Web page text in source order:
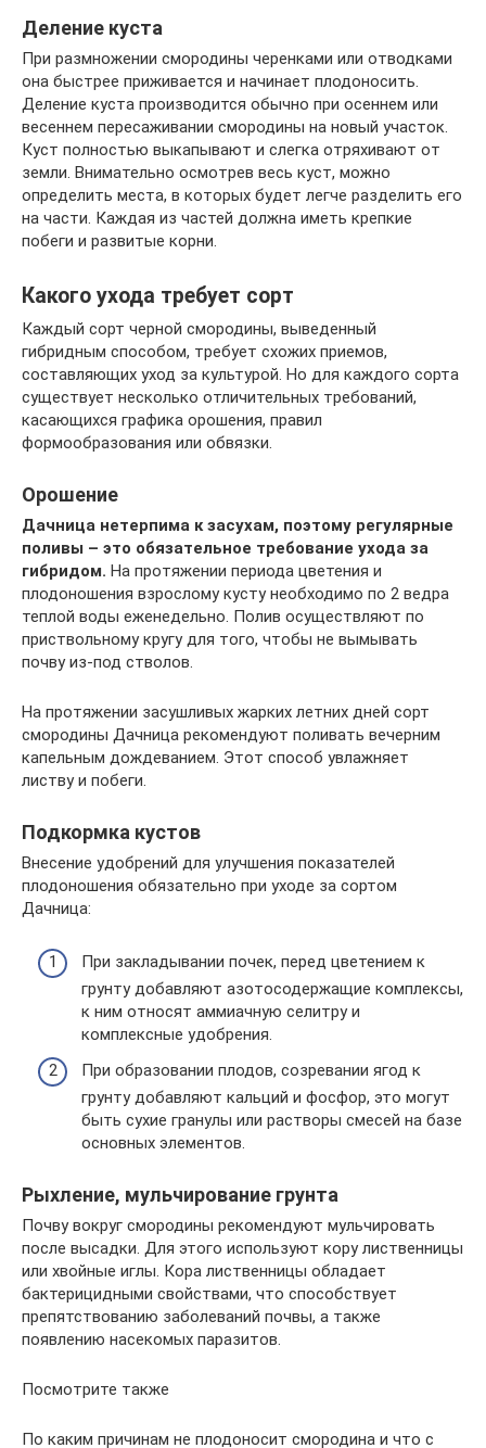
Деление куста
При размножении смородины черенками или отводками
она быстрее приживается и начинает плодоносить.
Деление куста производится обычно при осеннем или
весеннем пересаживании смородины на новый участок.
Куст полностью выкапывают и слегка отряхивают от
земли. Внимательно осмотрев весь куст, можно
определить места, в которых будет легче разделить его
на части. Каждая из частей должна иметь крепкие
побеги и развитые корни.
Какого ухода требует сорт
Каждый сорт черной смородины, выведенный
гибридным способом, требует схожих приемов,
составляющих уход за культурой. Но для каждого сорта
существует несколько отличительных требований,
касающихся графика орошения, правил
формообразования или обвязки.
Орошение
Дачница нетерпима к засухам, поэтому регулярные
поливы – это обязательное требование ухода за
гибридом. На протяжении периода цветения и
плодоношения взрослому кусту необходимо по 2 ведра
теплой воды еженедельно. Полив осуществляют по
приствольному кругу для того, чтобы не вымывать
почву из-под стволов.
На протяжении засушливых жарких летних дней сорт
смородины Дачница рекомендуют поливать вечерним
капельным дождеванием. Этот способ увлажняет
листву и побеги.
Подкормка кустов
Внесение удобрений для улучшения показателей
плодоношения обязательно при уходе за сортом
Дачница:
При закладывании почек, перед цветением к
грунту добавляют азотосодержащие комплексы,
к ним относят аммиачную селитру и
комплексные удобрения.
При образовании плодов, созревании ягод к
грунту добавляют кальций и фосфор, это могут
быть сухие гранулы или растворы смесей на базе
основных элементов.
Рыхление, мульчирование грунта
Почву вокруг смородины рекомендуют мульчировать
после высадки. Для этого используют кору лиственницы
или хвойные иглы. Кора лиственницы обладает
бактерицидными свойствами, что способствует
препятствованию заболеваний почвы, а также
появлению насекомых паразитов.
Посмотрите также
По каким причинам не плодоносит смородина и что с